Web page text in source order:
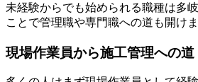
未経験からでも始められる職種は多
ことで管理職や専門職への道も開けま
現場作業員から施工管理への道